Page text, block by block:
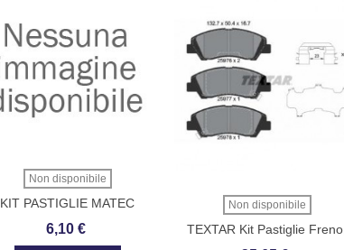
Non disponibile
KIT PASTIGLIE MATEC
6,10 €
Non disponibile
TEXTAR Kit Pastiglie Freno,